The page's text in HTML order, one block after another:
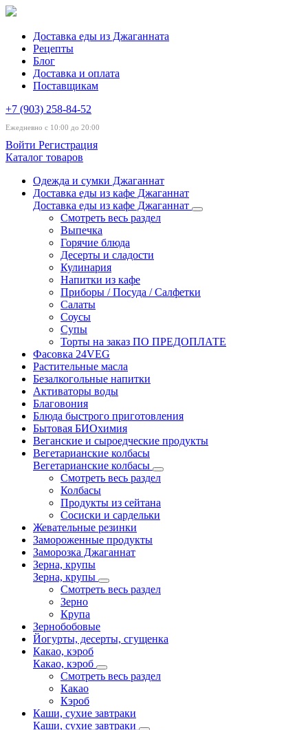
Доставка еды из Джаганната
Рецепты
Блог
Доставка и оплата
Поставщикам
+7 (903) 258-84-52
Ежедневно с 10:00 до 20:00
Войти Регистрация
Каталог товаров
Одежда и сумки Джаганнат
Доставка еды из кафе Джаганнат
Доставка еды из кафе Джаганнат
Смотреть весь раздел
Выпечка
Горячие блюда
Десерты и сладости
Кулинария
Напитки из кафе
Приборы / Посуда / Салфетки
Салаты
Соусы
Супы
Торты на заказ ПО ПРЕДОПЛАТЕ
Фасовка 24VEG
Растительные масла
Безалкогольные напитки
Активаторы воды
Благовония
Блюда быстрого приготовления
Бытовая БИОхимия
Веганские и сыроедческие продукты
Вегетарианские колбасы
Вегетарианские колбасы
Смотреть весь раздел
Колбасы
Продукты из сейтана
Сосиски и сардельки
Жевательные резинки
Замороженные продукты
Заморозка Джаганнат
Зерна, крупы
Зерна, крупы
Смотреть весь раздел
Зерно
Крупа
Зернобобовые
Йогурты, десерты, сгущенка
Какао, кэроб
Какао, кэроб
Смотреть весь раздел
Какао
Кэроб
Каши, сухие завтраки
Каши, сухие завтраки